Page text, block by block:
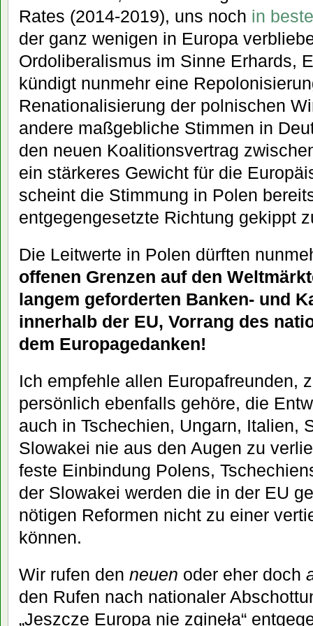
Rates (2014-2019), uns noch in
der ganz wenigen in Europa
Ordoliberalismus im Sinne Erhards,
kündigt nunmehr eine
Renationalisierung der polnischen
andere maßgebliche Stimmen in
den neuen Koalitionsvertrag
ein stärkeres Gewicht für die
scheint die Stimmung in Polen
entgegengesetzte Richtung gekippt
Die Leitwerte in Polen dürften
offenen Grenzen auf den
langem geforderten Banken- und
innerhalb der EU, Vorrang des
dem Europagedanken!
Ich empfehle allen Europafreunden,
persönlich ebenfalls gehöre, die
auch in Tschechien, Ungarn, Italien,
Slowakei nie aus den Augen zu
feste Einbindung Polens,
der Slowakei werden die in der EU
nötigen Reformen nicht zu einer
können.
Wir rufen den neuen oder eher doch
den Rufen nach nationaler
„Jeszcze Europa nie zginęła“